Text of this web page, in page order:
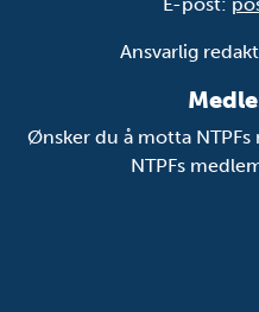
Ansvarlig
Ønsker du å motta
NTPFs